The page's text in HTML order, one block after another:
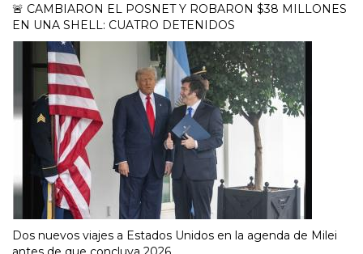
🚨 CAMBIARON EL POSNET Y ROBARON $38 MILLONES
EN UNA SHELL: CUATRO DETENIDOS
Dos nuevos viajes a Estados Unidos en la agenda de Milei